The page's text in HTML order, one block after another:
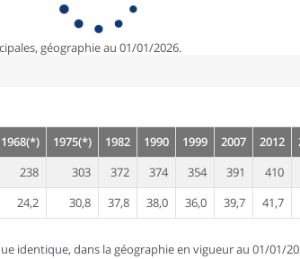
géographie au 01/01/2026.
1968(*) 1975(*) 1982 1990 1999 2007 2012
238 303 372 374 354 391
410
24,2 30,8 37,8 38,0 36,0 39,7
41,7
identique, dans la géographie en vigueur au 01/01/